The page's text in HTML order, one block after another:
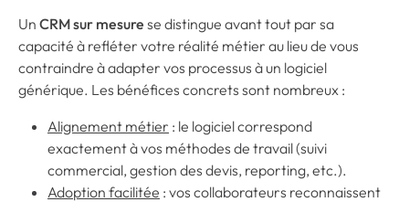
Un CRM sur mesure se distingue avant tout par sa
capacité à refléter votre réalité métier au lieu de vous
contraindre à adapter vos processus à un logiciel
générique. Les bénéfices concrets sont nombreux :
Alignement métier : le logiciel correspond
exactement à vos méthodes de travail (suivi
commercial, gestion des devis, reporting, etc.).
Adoption facilitée : vos collaborateurs reconnaissent